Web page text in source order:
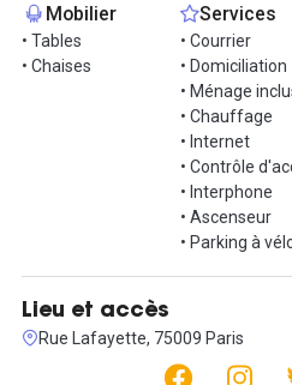
Informations
travail
Un contrat de type prestation de
Deux machines Nespresso en libre
Mobilier
• Tables
• Chaises
Services
• Courrier
• Domiciliation
• Ménage
• Chauffage
• Internet
• Contrôle
• Interphone
• Ascenseur
• Parking à
Lieu et accès
Rue Lafayette, 75009 Paris